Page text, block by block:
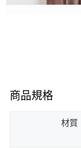
商品規格
材質